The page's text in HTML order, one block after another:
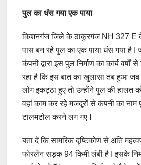
पुल का धंस गया एक पाया
किशनगंज जिले के ठाकुरगंज NH 327 E के
पास बन रहे पुल का एक पाया धंस गया है I
कंपनी द्वारा इस पुल निर्माण का कार्य वर्षों
रहा है कि इस बात का खुलासा तब हुआ
लोग इकट्ठा हुए तो उन्होंने पुल की हालत
वहां काम कर रहे मजदूरों से कंपनी का
टालमटोल करने लग गए I
बता दें कि सामरिक दृष्टिकोण से अति
फोरलेन सड़क 94 किमी लंबी है I इसके